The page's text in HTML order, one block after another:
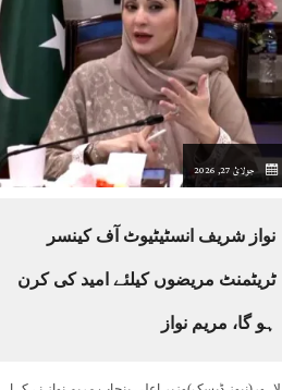
جولائ 27, 2026
نواز شریف انسٹیٹیوٹ آف کینسر
ٹریٹمنٹ مریضوں کیلئے امید کی کرن
ہو گا، مریم نواز